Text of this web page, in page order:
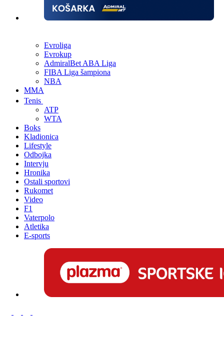
Evroliga
Evrokup
AdmiralBet ABA Liga
FIBA Liga šampiona
NBA
MMA
Tenis
ATP
WTA
Boks
Kladionica
Lifestyle
Odbojka
Intervju
Hronika
Ostali sportovi
Rukomet
Video
F1
Vaterpolo
Atletika
E-sports